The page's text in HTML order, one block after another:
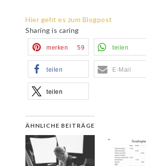
Hier geht es zum Blogpost
Sharing is caring
merken 59 teilen
teilen E-Mail
teilen
ÄHNLICHE BEITRÄGE